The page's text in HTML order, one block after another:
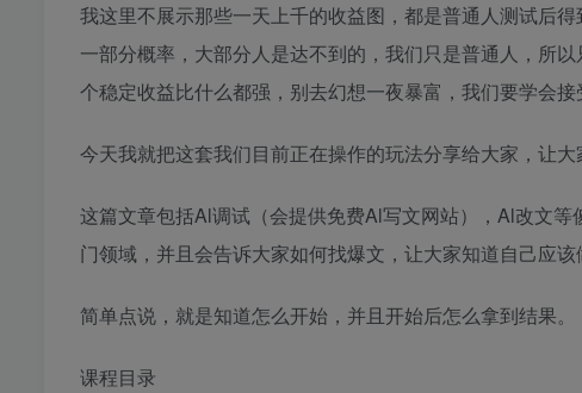
我这里不展示那些一天上千的收益图，都是普通人测试后
一部分概率，大部分人是达不到的，我们只是普通人，所
个稳定收益比什么都强，别去幻想一夜暴富，我们要学会接
今天我就把这套我们目前正在操作的玩法分享给大家，让
这篇文章包括Al调试（会提供免费Al写文网站），Al改文
门领域，并且会告诉大家如何找爆文，让大家知道自己应该
简单点说，就是知道怎么开始，并且开始后怎么拿到结果。
课程目录